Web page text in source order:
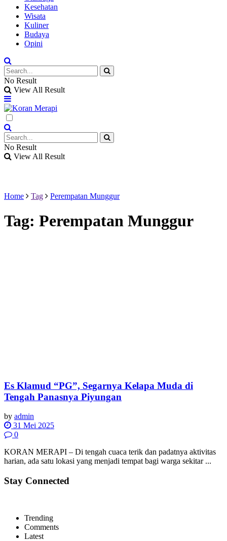
Kesehatan
Wisata
Kuliner
Budaya
Opini
No Result
View All Result
No Result
View All Result
Home Tag Perempatan Munggur
Tag: Perempatan Munggur
Es Klamud “PG”, Segarnya Kelapa Muda di
Tengah Panasnya Piyungan
by admin
31 Mei 2025
0
KORAN MERAPI – Di tengah cuaca terik dan padatnya aktivitas
harian, ada satu lokasi yang menjadi tempat bagi warga sekitar ...
Stay Connected
Trending
Comments
Latest